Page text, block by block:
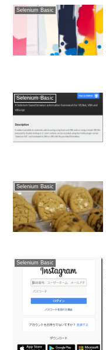
Selenium Basic
Selenium Basic
Selenium Basic
Selenium Basic